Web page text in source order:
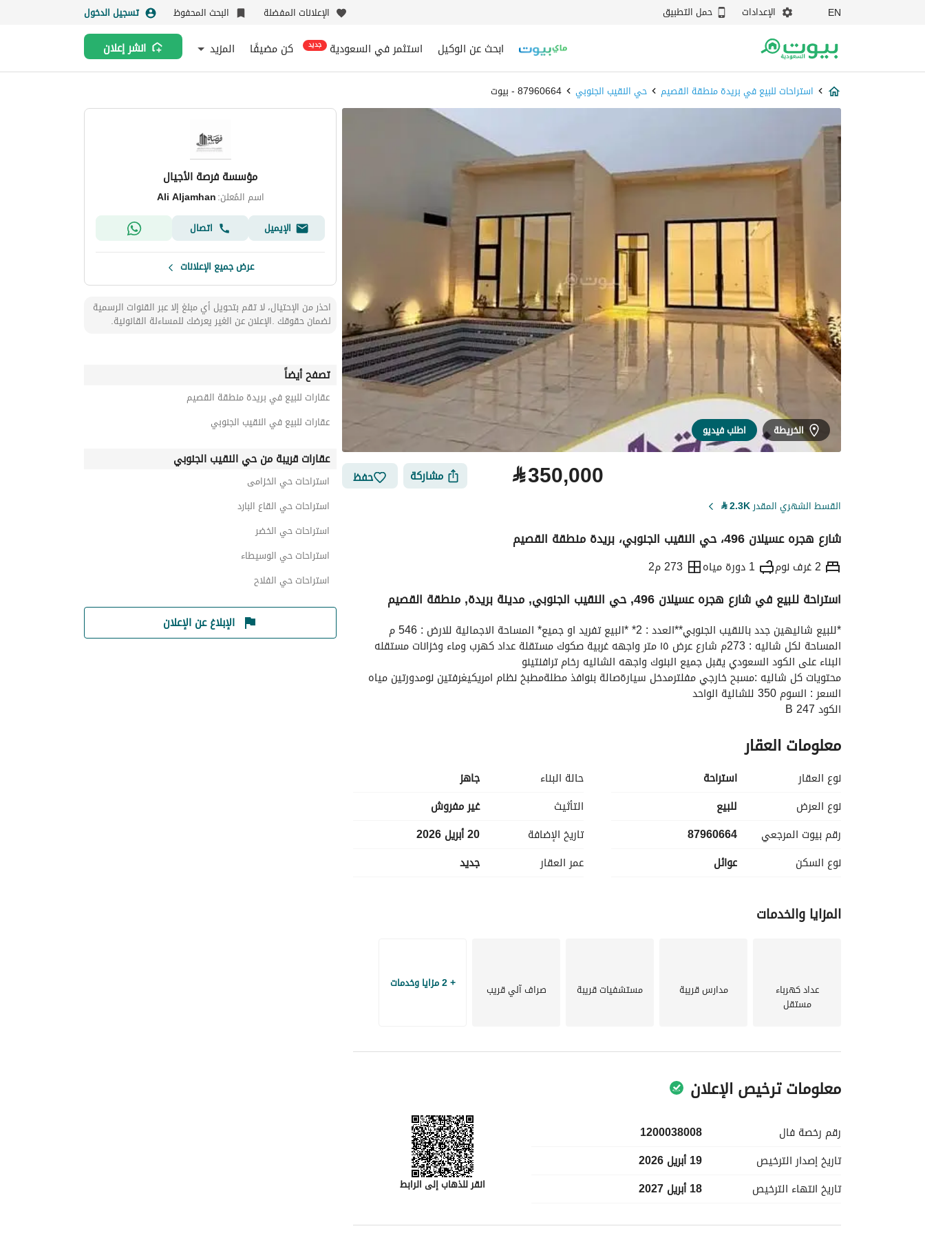
EN الإعدادات حمل التطبيق الإعلانات المفضلة البحث المحفوظ تسجيل الدخول
ابحث عن الوكيل استثمر في السعودية جديد كن مضيفًا المزيد انشر إعلان
استراحات للبيع في بريدة منطقة القصيم حي النقيب الجنوبي 87960664 - بيوت
الخريطة اطلب فيديو
⃁350,000 مشاركة حفظ
القسط الشهري المقدر2.3K
⃁
شارع هجره عسيلان 496، حي النقيب الجنوبي، بريدة منطقة القصيم
2 غرف نوم 1 دورة مياه 273 م2
معلومات ترخيص الإعلان حاسبة التمويل الموقع والأماكن القريبة
استراحة للبيع في شارع هجره عسيلان 496, حي النقيب الجنوبي, مدينة بريدة, منطقة القصيم
البناء على الكود السعودي يقبل جميع البنوك واجهه الشاليه رخام ترافنتينو
محتويات كل شاليه :مسبح خارجي مفلترمدخل سيارةصالة بنوافذ مطلةمطبخ نظام امريكيغرفتين نومدورتين مياه
السعر : السوم 350 للشالية الواحد
الكود B 247
معلومات العقار
نوع العقار
استراحة
نوع العرض
للبيع
رقم بيوت المرجعي
87960664
نوع السكن
عوائل
حالة البناء
جاهز
التأثيث
غير مفروش
تاريخ الإضافة
20 أبريل 2026
عمر العقار
جديد
المزايا والخدمات
عداد كهرباء
مستقل
مدارس قريبة مستشفيات قريبة صراف آلي قريب + 2 مزايا وخدمات
معلومات ترخيص الإعلان
رقم رخصة فال
1200038008
تاريخ إصدار الترخيص
19 أبريل 2026
تاريخ انتهاء الترخيص 18 أبريل 2027 انقر للذهاب إلى الرابط
مؤسسة فرصة الأجيال
اسم المُعلن:Ali Aljamhan
الإيميل
اتصال
عرض جميع الإعلانات
احذر من الإحتيال، لا تقم بتحويل أي مبلغ إلا عبر القنوات الرسمية
لضمان حقوقك .الإعلان عن الغير يعرضك للمساءلة القانونية.
تصفح أيضاً
عقارات للبيع في بريدة منطقة القصيم
عقارات للبيع في النقيب الجنوبي
عقارات قريبة من حي النقيب الجنوبي
استراحات حي الخزامى
استراحات حي القاع البارد
استراحات حي الخضر
استراحات حي الوسيطاء
استراحات حي الفلاح
الإبلاغ عن الإعلان